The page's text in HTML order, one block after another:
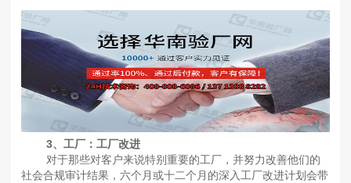
3、工厂：工厂改进
对于那些对客户来说特别重要的工厂，并努力改善他们的
社会合规审计结果，六个月或十二个月的深入工厂改进计划会带